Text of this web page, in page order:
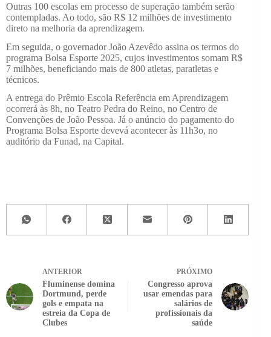
Outras 100 escolas em processo de superação também serão
contempladas. Ao todo, são R$ 12 milhões de investimento
direto na melhoria da aprendizagem.
Em seguida, o governador João Azevêdo assina os termos do
programa Bolsa Esporte 2025, cujos investimentos somam R$
7 milhões, beneficiando mais de 800 atletas, paratletas e
técnicos.
A entrega do Prêmio Escola Referência em Aprendizagem
ocorrerá às 8h, no Teatro Pedra do Reino, no Centro de
Convenções de João Pessoa. Já o anúncio do pagamento do
Programa Bolsa Esporte devevá acontecer às 11h3o, no
auditório da Funad, na Capital.
ANTERIOR
Fluminense domina
Dortmund, perde
gols e empata na
estreia da Copa de
Clubes
PRÓXIMO
Congresso aprova
usar emendas para
salários de
profissionais da
saúde